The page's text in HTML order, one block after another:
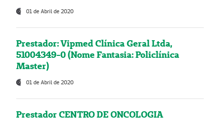
01 de Abril de 2020
Prestador: Vipmed Clínica Geral Ltda,
51004349-0 (Nome Fantasia: Policlínica
Master)
01 de Abril de 2020
Prestador CENTRO DE ONCOLOGIA